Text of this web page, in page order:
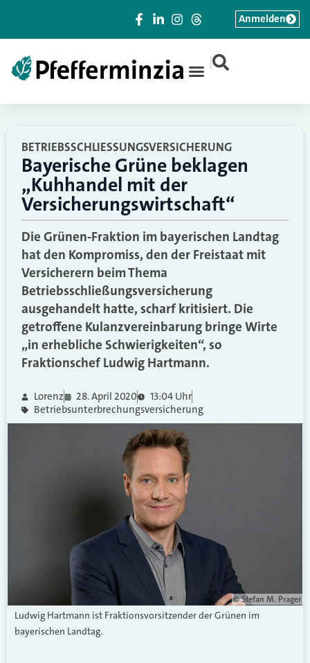
|
Anmelden
BETRIEBSSCHLIESSUNGSVERSICHERUNG
Bayerische Grüne beklagen
„Kuhhandel mit der
Versicherungswirtschaft“
Die Grünen-Fraktion im bayerischen Landtag
hat den Kompromiss, den der Freistaat mit
Versicherern beim Thema
Betriebsschließungsversicherung
ausgehandelt hatte, scharf kritisiert. Die
getroffene Kulanzvereinbarung bringe Wirte
„in erhebliche Schwierigkeiten“, so
Fraktionschef Ludwig Hartmann.
Lorenz 28. April 2020
13:04 Uhr
Betriebsunterbrechungsversicherung
© Stefan M. Prager
Ludwig Hartmann ist Fraktionsvorsitzender der Grünen im
bayerischen Landtag.